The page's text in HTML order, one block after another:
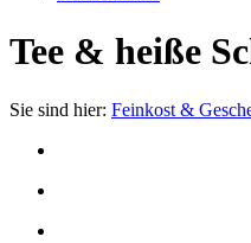
Tee & heiße
Sie sind hier: Feinkost &